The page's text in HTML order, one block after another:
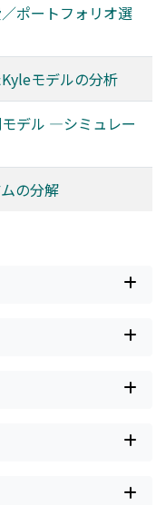
ポートフォリオ選
モデルの分析
デル ―シミュレー
の分解